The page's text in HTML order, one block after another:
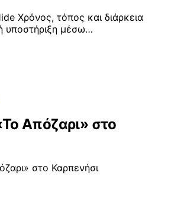
Χρόνος, τόπος και διάρκεια
υποστήριξη μέσω…
Απόζαρι» στο
στο Καρπενήσι